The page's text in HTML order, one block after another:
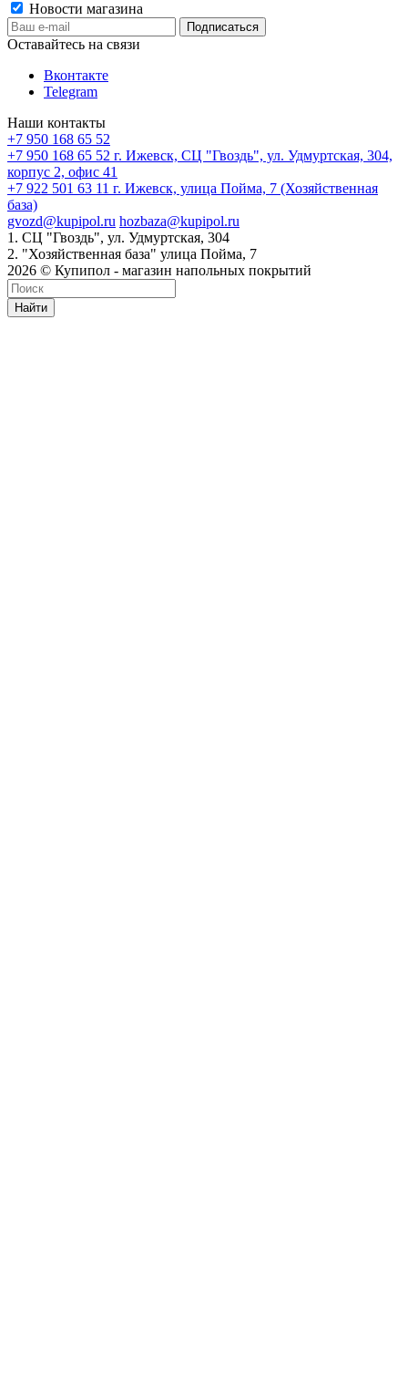
Новости магазина
Оставайтесь на связи
Вконтакте
Telegram
Наши контакты
+7 950 168 65 52
+7 950 168 65 52 г. Ижевск, СЦ "Гвоздь", ул. Удмуртская, 304,
корпус 2, офис 41
+7 922 501 63 11 г. Ижевск, улица Пойма, 7 (Хозяйственная
база)
gvozd@kupipol.ru hozbaza@kupipol.ru
1. СЦ "Гвоздь", ул. Удмуртская, 304
2. "Хозяйственная база" улица Пойма, 7
2026 © Купипол - магазин напольных покрытий
Найти